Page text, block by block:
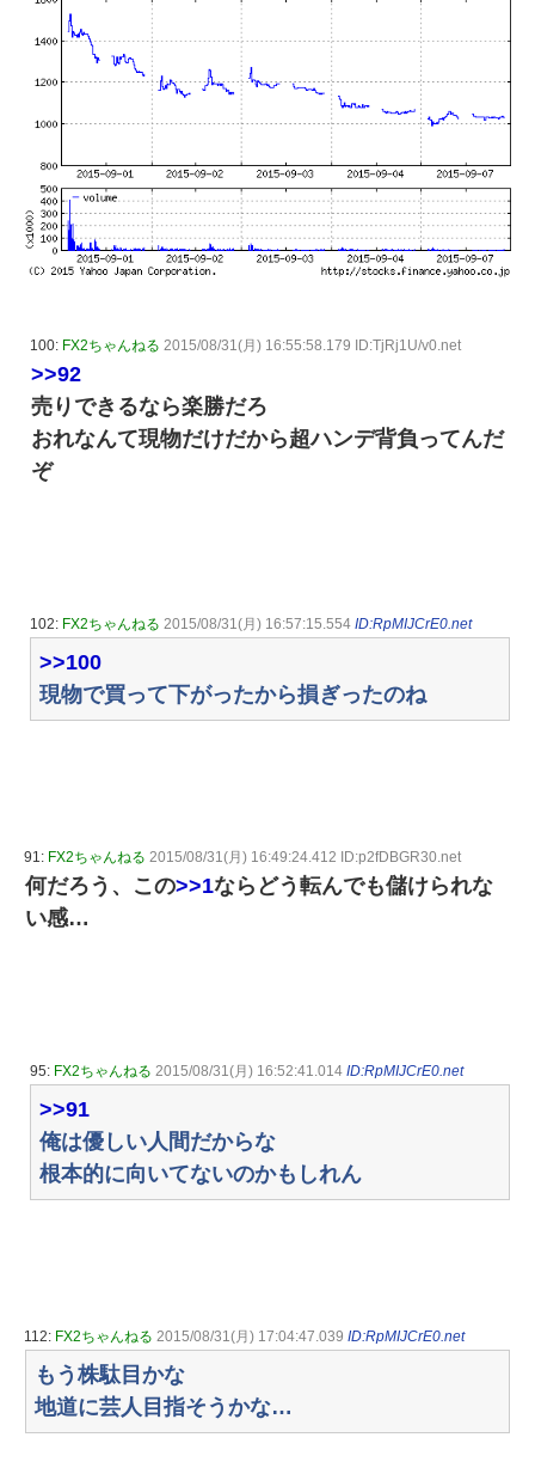
100: FX2ちゃんねる 2015/08/31(月) 16:55:58.179 ID:TjRj1U/v0.net
>>92
売りできるなら楽勝だろ
おれなんて現物だけだから超ハンデ背負ってんだ
ぞ
102: FX2ちゃんねる 2015/08/31(月) 16:57:15.554 ID:RpMIJCrE0.net
>>100
現物で買って下がったから損ぎったのね
91: FX2ちゃんねる 2015/08/31(月) 16:49:24.412 ID:p2fDBGR30.net
何だろう、この>>1ならどう転んでも儲けられな
い感…
95: FX2ちゃんねる 2015/08/31(月) 16:52:41.014 ID:RpMIJCrE0.net
>>91
俺は優しい人間だからな
根本的に向いてないのかもしれん
112: FX2ちゃんねる 2015/08/31(月) 17:04:47.039 ID:RpMIJCrE0.net
もう株駄目かな
地道に芸人目指そうかな…